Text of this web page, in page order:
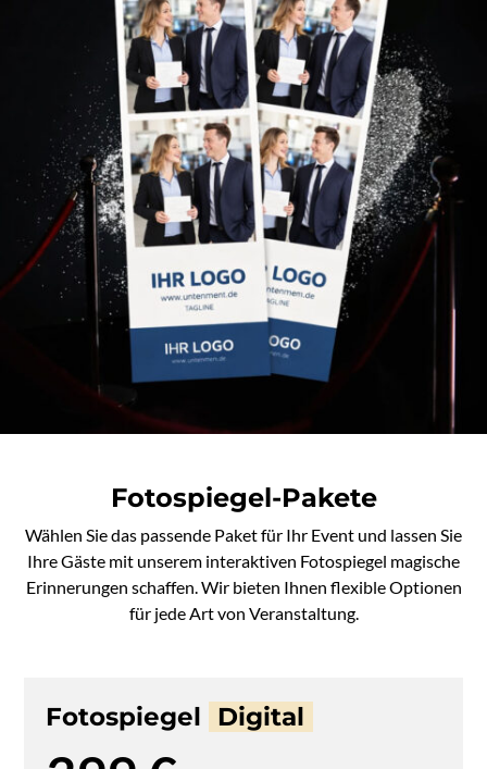
Fotospiegel-Pakete
Wählen Sie das passende Paket für Ihr Event und lassen Sie
Ihre Gäste mit unserem interaktiven Fotospiegel magische
Erinnerungen schaffen. Wir bieten Ihnen flexible Optionen
für jede Art von Veranstaltung.
Fotospiegel Digital